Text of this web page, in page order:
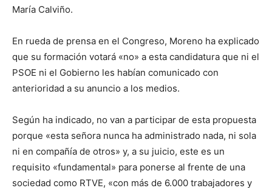
María Calviño.
En rueda de prensa en el Congreso, Moreno ha explicado
que su formación votará «no» a esta candidatura que ni el
PSOE ni el Gobierno les habían comunicado con
anterioridad a su anuncio a los medios.
Según ha indicado, no van a participar de esta propuesta
porque «esta señora nunca ha administrado nada, ni sola
ni en compañía de otros» y, a su juicio, este es un
requisito «fundamental» para ponerse al frente de una
sociedad como RTVE, «con más de 6.000 trabajadores y